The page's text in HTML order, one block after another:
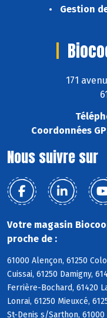
Gestion
171
Coordonnées
Nous suivre sur
Votre magasin
proche de :
61000 Alençon, 61250
Cuissai, 61250 Damigny,
Ferrière-Bochard, 61420
Lonrai, 61250 Mieuxcé,
St-Denis s/Sarthon,